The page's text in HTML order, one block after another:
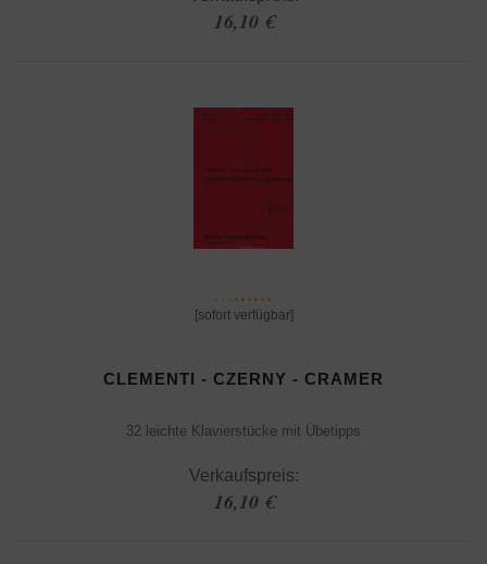
16,10 €
[sofort verfügbar]
CLEMENTI - CZERNY - CRAMER
32 leichte Klavierstücke mit Übetipps
Verkaufspreis:
16,10 €